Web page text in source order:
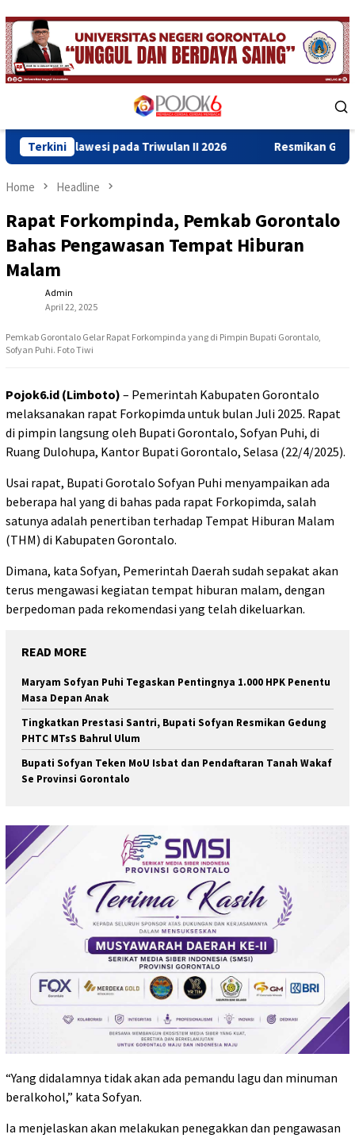
Skip
to
content
Menu
Terkini
pada Triwulan II 2026 Resmikan Gedung Baru Bahrul
Home Headline
Rapat Forkompinda, Pemkab Gorontalo
Bahas Pengawasan Tempat Hiburan
Malam
Admin
April 22, 2025
Pemkab Gorontalo Gelar Rapat Forkompinda yang di Pimpin Bupati Gorontalo,
Sofyan Puhi. Foto Tiwi
Pojok6.id (Limboto) – Pemerintah Kabupaten Gorontalo
melaksanakan rapat Forkopimda untuk bulan Juli 2025. Rapat
di pimpin langsung oleh Bupati Gorontalo, Sofyan Puhi, di
Ruang Dulohupa, Kantor Bupati Gorontalo, Selasa (22/4/2025).
Usai rapat, Bupati Gorotalo Sofyan Puhi menyampaikan ada
beberapa hal yang di bahas pada rapat Forkopimda, salah
satunya adalah penertiban terhadap Tempat Hiburan Malam
(THM) di Kabupaten Gorontalo.
Dimana, kata Sofyan, Pemerintah Daerah sudah sepakat akan
terus mengawasi kegiatan tempat hiburan malam, dengan
berpedoman pada rekomendasi yang telah dikeluarkan.
READ MORE
Maryam Sofyan Puhi Tegaskan Pentingnya 1.000 HPK Penentu
Masa Depan Anak
Tingkatkan Prestasi Santri, Bupati Sofyan Resmikan Gedung
PHTC MTsS Bahrul Ulum
Bupati Sofyan Teken MoU Isbat dan Pendaftaran Tanah Wakaf
Se Provinsi Gorontalo
“Yang didalamnya tidak akan ada pemandu lagu dan minuman
beralkohol,” kata Sofyan.
Ia menjelaskan akan melakukan penegakkan dan pengawasan